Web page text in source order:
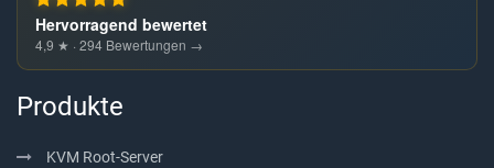
Hervorragend bewertet
4,9 ★ · 294 Bewertungen →
Produkte
KVM Root-Server